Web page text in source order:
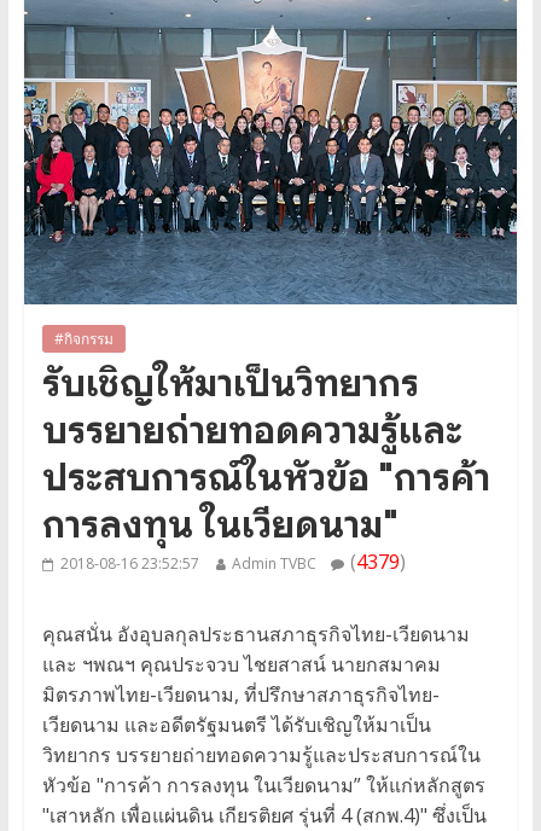
#กิจกรรม
รับเชิญให้มาเป็นวิทยากร
บรรยายถ่ายทอดความรู้และ
ประสบการณ์ในหัวข้อ "การค้า
การลงทุน ในเวียดนาม"
2018-08-16 23:52:57 Admin TVBC (4379)
คุณสนั่น อังอุบลกุลประธานสภาธุรกิจไทย-เวียดนาม
และ ฯพณฯ คุณประจวบ ไชยสาสน์ นายกสมาคม
มิตรภาพไทย-เวียดนาม, ที่ปรึกษาสภาธุรกิจไทย-
เวียดนาม และอดีตรัฐมนตรี ได้รับเชิญให้มาเป็น
วิทยากร บรรยายถ่ายทอดความรู้และประสบการณ์ใน
หัวข้อ "การค้า การลงทุน ในเวียดนาม” ให้แก่หลักสูตร
"เสาหลัก เพื่อแผ่นดิน เกียรติยศ รุ่นที่ 4 (สกพ.4)" ซึ่งเป็น